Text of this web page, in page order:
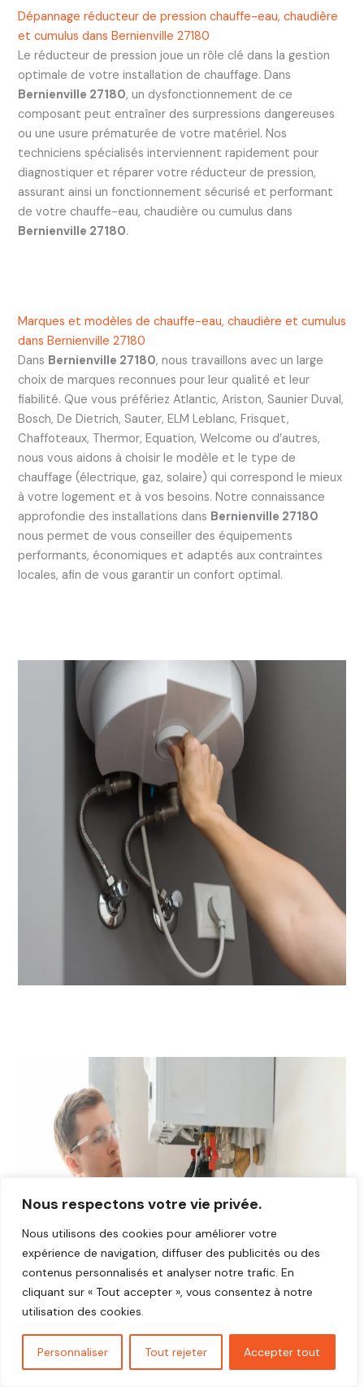
Nous respectons votre vie privée.
Nous utilisons des cookies pour améliorer votre
expérience de navigation, diffuser des publicités ou des
contenus personnalisés et analyser notre trafic. En
cliquant sur « Tout accepter », vous consentez à notre
utilisation des cookies.
Personnaliser Tout rejeter Accepter tout
Dépannage réducteur de pression chauffe-eau, chaudière
et cumulus dans Bernienville 27180
Le réducteur de pression joue un rôle clé dans la gestion
optimale de votre installation de chauffage. Dans
Bernienville 27180, un dysfonctionnement de ce
composant peut entraîner des surpressions dangereuses
ou une usure prématurée de votre matériel. Nos
techniciens spécialisés interviennent rapidement pour
diagnostiquer et réparer votre réducteur de pression,
assurant ainsi un fonctionnement sécurisé et performant
de votre chauffe-eau, chaudière ou cumulus dans
Bernienville 27180.
Marques et modèles de chauffe-eau, chaudière et cumulus
dans Bernienville 27180
Dans Bernienville 27180, nous travaillons avec un large
choix de marques reconnues pour leur qualité et leur
fiabilité. Que vous préfériez Atlantic, Ariston, Saunier Duval,
Bosch, De Dietrich, Sauter, ELM Leblanc, Frisquet,
Chaffoteaux, Thermor, Equation, Welcome ou d’autres,
nous vous aidons à choisir le modèle et le type de
chauffage (électrique, gaz, solaire) qui correspond le mieux
à votre logement et à vos besoins. Notre connaissance
approfondie des installations dans Bernienville 27180
nous permet de vous conseiller des équipements
performants, économiques et adaptés aux contraintes
locales, afin de vous garantir un confort optimal.